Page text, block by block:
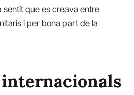
sentit que es creava entre
i per bona part de la